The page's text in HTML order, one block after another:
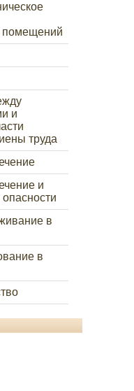
помещений
и
труда
и
в
в